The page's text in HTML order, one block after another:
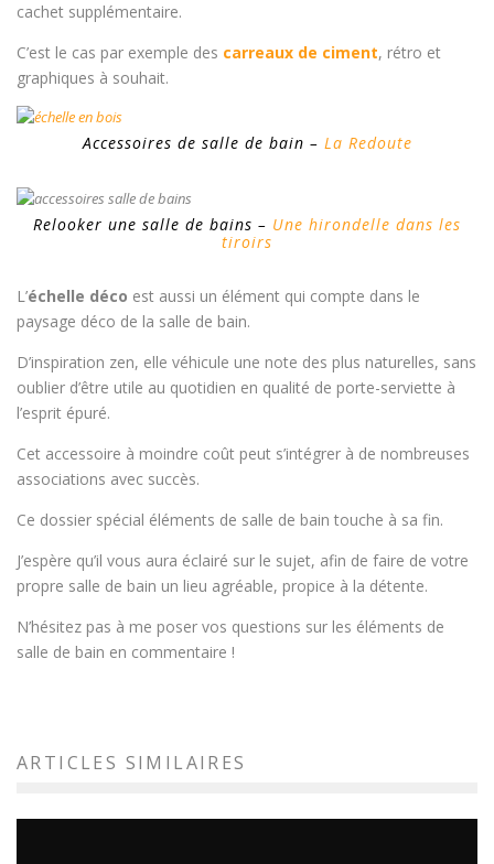
cachet supplémentaire.
C’est le cas par exemple des carreaux de ciment, rétro et
graphiques à souhait.
Accessoires de salle de bain – La Redoute
Relooker une salle de bains – Une hirondelle dans les
tiroirs
L’échelle déco est aussi un élément qui compte dans le
paysage déco de la salle de bain.
D’inspiration zen, elle véhicule une note des plus naturelles, sans
oublier d’être utile au quotidien en qualité de porte-serviette à
l’esprit épuré.
Cet accessoire à moindre coût peut s’intégrer à de nombreuses
associations avec succès.
Ce dossier spécial éléments de salle de bain touche à sa fin.
J’espère qu’il vous aura éclairé sur le sujet, afin de faire de votre
propre salle de bain un lieu agréable, propice à la détente.
N’hésitez pas à me poser vos questions sur les éléments de
salle de bain en commentaire !
ARTICLES SIMILAIRES